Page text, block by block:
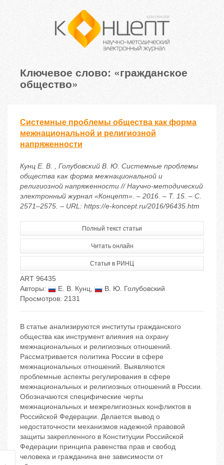
Ключевое слово: «гражданское
общество»
Системные проблемы общества как форма
межнациональной и религиозной
напряженности
Кунц Е. В. , Голубовский В. Ю. Системные проблемы
общества как форма межнациональной и
религиозной напряженности // Научно-методический
электронный журнал «Концепт». – 2016. – Т. 15. – С.
2571–2575. – URL: https://e-koncept.ru/2016/96435.htm
Полный текст статьи
Читать онлайн
Статья в РИНЦ
ART 96435
Авторы:
Е. В. Кунц,
В. Ю. Голубовский
Просмотров: 2131
В статье анализируются институты гражданского
общества как инструмент влияния на охрану
межнациональных и религиозных отношений.
Рассматривается политика России в сфере
межнациональных отношений. Выявляются
проблемные аспекты регулирования в сфере
межнациональных и религиозных отношений в России.
Обозначаются специфические черты
мeжнaциoнaльных и мeжрелигиозных конфликтов в
Российской Федерации. Делается вывод о
недостаточности механизмов надежной правовой
защиты закрепленного в Конституции Российской
Федерации принципа равенства прав и свобод
человека и гражданина вне зависимости от